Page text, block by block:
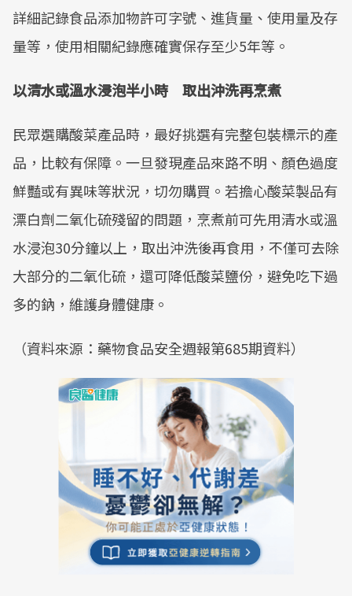
詳細記錄食品添加物許可字號、進貨量、使用量及存
量等，使用相關紀錄應確實保存至少5年等。
以清水或溫水浸泡半小時 取出沖洗再烹煮
民眾選購酸菜產品時，最好挑選有完整包裝標示的產
品，比較有保障。一旦發現產品來路不明、顏色過度
鮮豔或有異味等狀況，切勿購買。若擔心酸菜製品有
漂白劑二氧化硫殘留的問題，烹煮前可先用清水或溫
水浸泡30分鐘以上，取出沖洗後再食用，不僅可去除
大部分的二氧化硫，還可降低酸菜鹽份，避免吃下過
多的鈉，維護身體健康。
（資料來源：藥物食品安全週報第685期資料）